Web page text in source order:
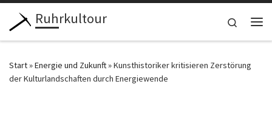
Zum Inhalt springen
Ruhrkultour
Search
Start»Energie und Zukunft»Kunsthistoriker kritisieren Zerstörung
der Kulturlandschaften durch Energiewende